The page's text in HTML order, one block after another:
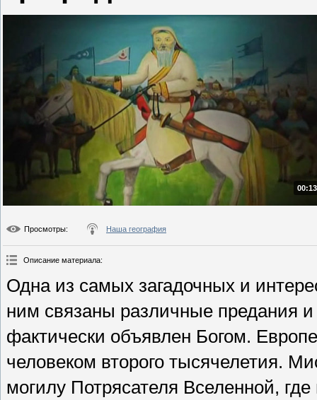
Просмотры: Наша география
Описание материала:
Одна из самых загадочных и
ним связаны различные предания
фактически объявлен Богом.
человеком второго тысячелетия.
могилу Потрясателя Вселенной,